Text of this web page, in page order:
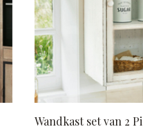
Wandkast set van 2